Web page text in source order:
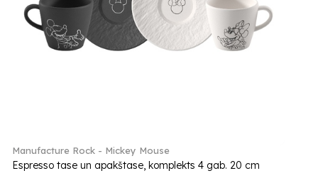
Manufacture Rock - Mickey Mouse
Espresso tase un apakštase, komplekts 4 gab. 20 cm